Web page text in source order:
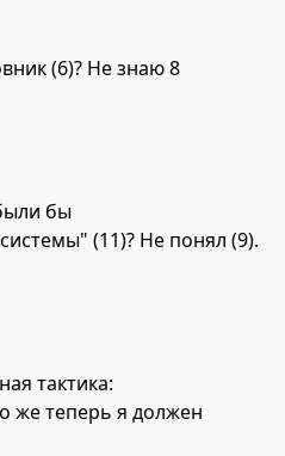
(6)? Не знаю 8
бы
(11)? Не понял (9).
тактика:
же теперь я должен